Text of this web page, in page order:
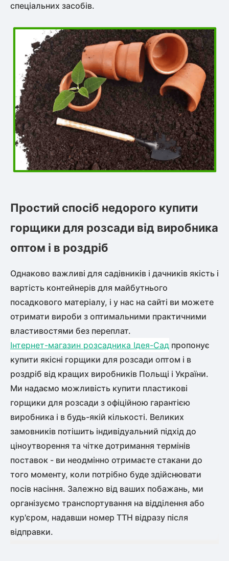
спеціальних засобів.
Простий спосіб недорого купити
горщики для розсади від виробника
оптом і в роздріб
Однаково важливі для садівників і дачників якість і
вартість контейнерів для майбутнього
посадкового матеріалу, і у нас на сайті ви можете
отримати вироби з оптимальними практичними
властивостями без переплат.
Інтернет-магазин розсадника Ідея-Сад пропонує
купити якісні горщики для розсади оптом і в
роздріб від кращих виробників Польщі і України.
Ми надаємо можливість купити пластикові
горщики для розсади з офіційною гарантією
виробника і в будь-якій кількості. Великих
замовників потішить індивідуальний підхід до
ціноутворення та чітке дотримання термінів
поставок - ви неодмінно отримаєте стакани до
того моменту, коли потрібно буде здійснювати
посів насіння. Залежно від ваших побажань, ми
організуємо транспортування на відділення або
кур'єром, надавши номер ТТН відразу після
відправки.